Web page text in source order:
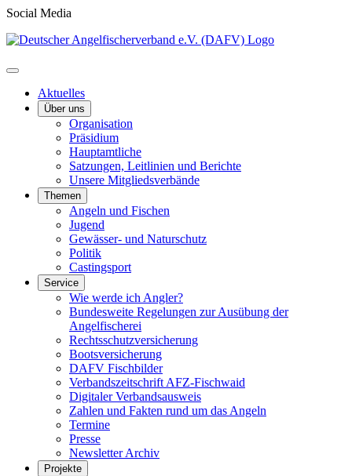
Social Media
Aktuelles
Über uns
Organisation
Präsidium
Hauptamtliche
Satzungen, Leitlinien und Berichte
Unsere Mitgliedsverbände
Themen
Angeln und Fischen
Jugend
Gewässer- und Naturschutz
Politik
Castingsport
Service
Wie werde ich Angler?
Bundesweite Regelungen zur Ausübung der
Angelfischerei
Rechtsschutzversicherung
Bootsversicherung
DAFV Fischbilder
Verbandszeitschrift AFZ-Fischwaid
Digitaler Verbandsausweis
Zahlen und Fakten rund um das Angeln
Termine
Presse
Newsletter Archiv
Projekte